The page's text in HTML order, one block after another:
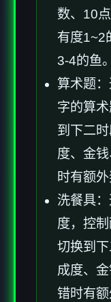
数、10
有度1~2
3-4的鱼。
算术题
字的算
到下二
度、金
时有额外
洗餐具
度，控
切换到
成度、
错时有额